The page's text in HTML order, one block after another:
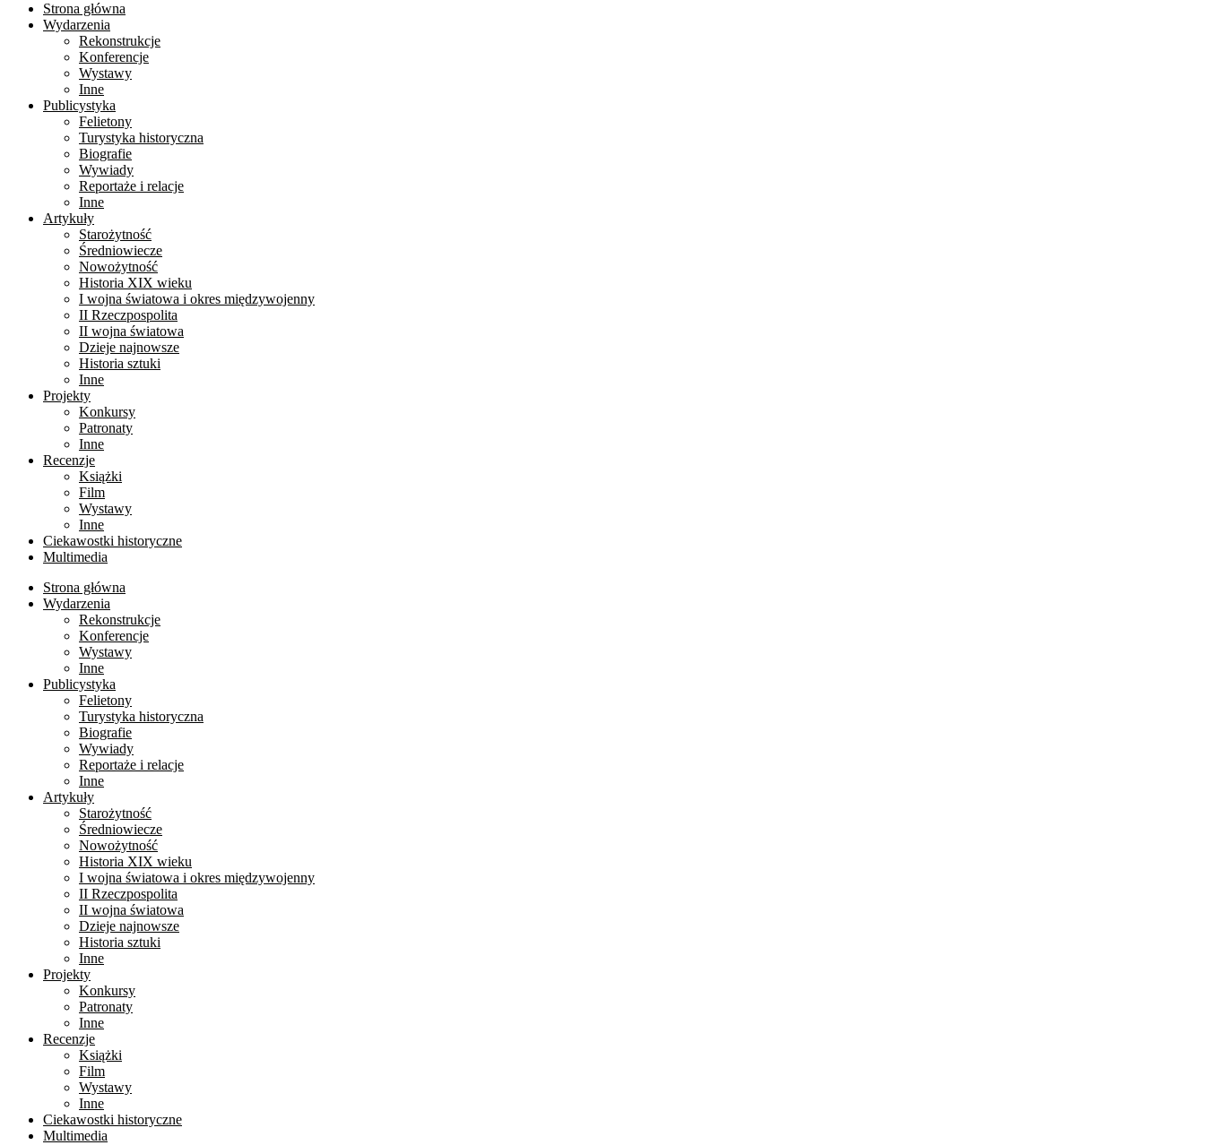
Strona główna
Wydarzenia
Rekonstrukcje
Konferencje
Wystawy
Inne
Publicystyka
Felietony
Turystyka historyczna
Biografie
Wywiady
Reportaże i relacje
Inne
Artykuły
Starożytność
Średniowiecze
Nowożytność
Historia XIX wieku
I wojna światowa i okres międzywojenny
II Rzeczpospolita
II wojna światowa
Dzieje najnowsze
Historia sztuki
Inne
Projekty
Konkursy
Patronaty
Inne
Recenzje
Książki
Film
Wystawy
Inne
Ciekawostki historyczne
Multimedia
Strona główna
Wydarzenia
Rekonstrukcje
Konferencje
Wystawy
Inne
Publicystyka
Felietony
Turystyka historyczna
Biografie
Wywiady
Reportaże i relacje
Inne
Artykuły
Starożytność
Średniowiecze
Nowożytność
Historia XIX wieku
I wojna światowa i okres międzywojenny
II Rzeczpospolita
II wojna światowa
Dzieje najnowsze
Historia sztuki
Inne
Projekty
Konkursy
Patronaty
Inne
Recenzje
Książki
Film
Wystawy
Inne
Ciekawostki historyczne
Multimedia